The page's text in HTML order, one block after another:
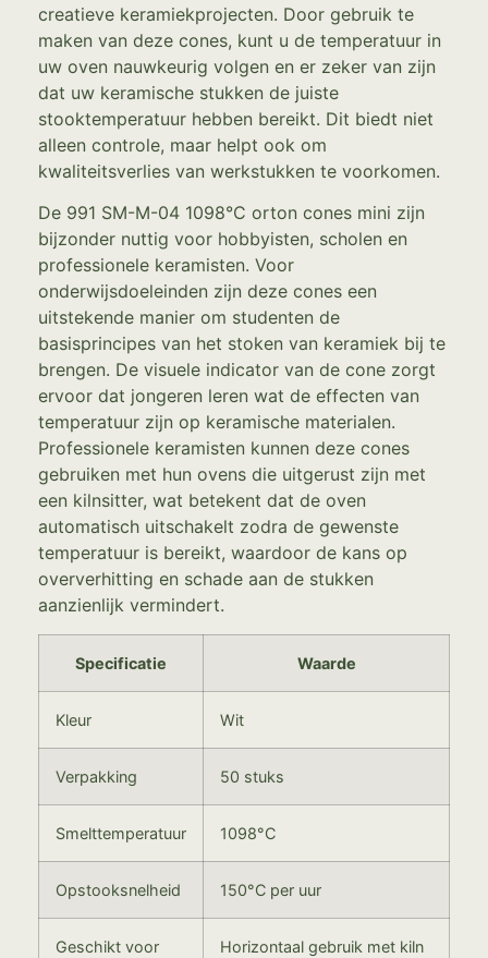
creatieve keramiekprojecten. Door gebruik te
maken van deze cones, kunt u de temperatuur in
uw oven nauwkeurig volgen en er zeker van zijn
dat uw keramische stukken de juiste
stooktemperatuur hebben bereikt. Dit biedt niet
alleen controle, maar helpt ook om
kwaliteitsverlies van werkstukken te voorkomen.
De 991 SM-M-04 1098°C orton cones mini zijn
bijzonder nuttig voor hobbyisten, scholen en
professionele keramisten. Voor
onderwijsdoeleinden zijn deze cones een
uitstekende manier om studenten de
basisprincipes van het stoken van keramiek bij te
brengen. De visuele indicator van de cone zorgt
ervoor dat jongeren leren wat de effecten van
temperatuur zijn op keramische materialen.
Professionele keramisten kunnen deze cones
gebruiken met hun ovens die uitgerust zijn met
een kilnsitter, wat betekent dat de oven
automatisch uitschakelt zodra de gewenste
temperatuur is bereikt, waardoor de kans op
oververhitting en schade aan de stukken
aanzienlijk vermindert.
Specificatie Waarde
Kleur Wit
Verpakking 50 stuks
Smelttemperatuur 1098°C
Opstooksnelheid 150°C per uur
Geschikt voor
Horizontaal gebruik met kiln